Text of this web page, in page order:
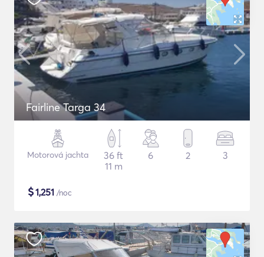
Fairline Targa 34
Motorová jachta
36 ft
11 m
6 2 3
$1,251 /noc